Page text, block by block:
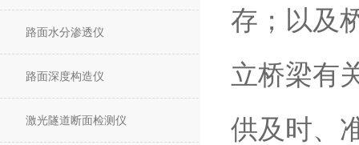
路面水分渗透仪
路面深度构造仪
激光隧道断面检测仪
存；以及
立桥梁有
供及时、